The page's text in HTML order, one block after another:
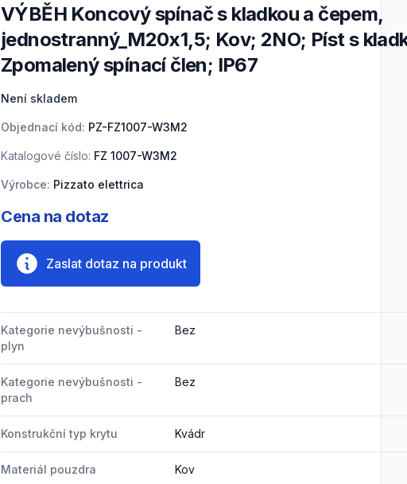
VÝBĚH Koncový spínač s kladkou a čepem,
jednostranný_M20x1,5; Kov; 2NO; Píst s
Zpomalený spínací člen; IP67
Není skladem
Objednací kód: PZ-FZ1007-W3M2
Katalogové číslo: FZ 1007-W3M2
Výrobce: Pizzato elettrica
Cena na dotaz
Zaslat dotaz na produkt
Kategorie nevýbušnosti -
plyn
Bez
Kategorie nevýbušnosti -
prach
Bez
Konstrukční typ krytu Kvádr
Materiál pouzdra Kov